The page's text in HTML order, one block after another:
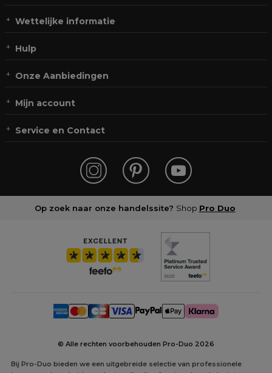
Wettelijke informatie
Hulp
Onze Aanbiedingen
Mijn account
Service en Contact
Op zoek naar onze handelssite? Shop Pro Duo
© Alle rechten voorbehouden Pro-Duo 2026
Bij Pro-Duo bieden we een uitgebreide selectie van professionele